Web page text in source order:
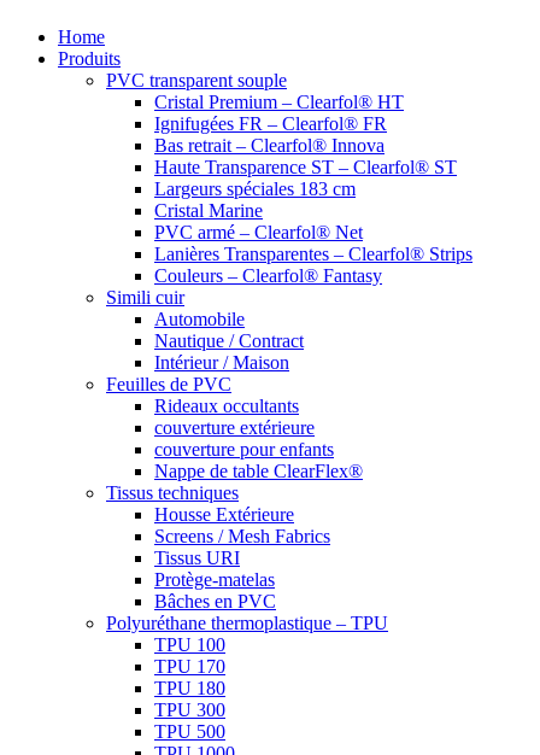
Home
Produits
PVC transparent souple
Cristal Premium – Clearfol® HT
Ignifugées FR – Clearfol® FR
Bas retrait – Clearfol® Innova
Haute Transparence ST – Clearfol® ST
Largeurs spéciales 183 cm
Cristal Marine
PVC armé – Clearfol® Net
Lanières Transparentes – Clearfol® Strips
Couleurs – Clearfol® Fantasy
Simili cuir
Automobile
Nautique / Contract
Intérieur / Maison
Feuilles de PVC
Rideaux occultants
couverture extérieure
couverture pour enfants
Nappe de table ClearFlex®
Tissus techniques
Housse Extérieure
Screens / Mesh Fabrics
Tissus URI
Protège-matelas
Bâches en PVC
Polyuréthane thermoplastique – TPU
TPU 100
TPU 170
TPU 180
TPU 300
TPU 500